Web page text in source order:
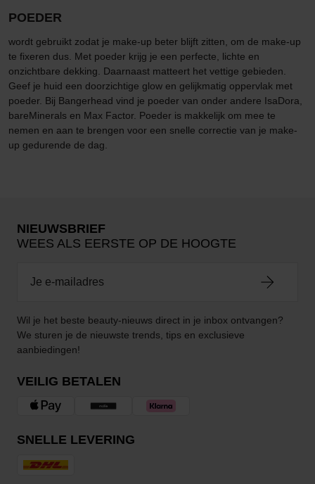
POEDER
wordt gebruikt zodat je make-up beter blijft zitten, om de make-up
te fixeren dus. Met poeder krijg je een perfecte, lichte en
onzichtbare dekking. Daarnaast matteert het vettige gebieden.
Geef je huid een doorzichtige glow en gelijkmatig oppervlak met
poeder. Bij Bangerhead vind je poeder van onder andere IsaDora,
bareMinerals en Max Factor. Poeder is makkelijk om mee te
nemen en aan te brengen voor een snelle correctie van je make-
up gedurende de dag.
NIEUWSBRIEF
WEES ALS EERSTE OP DE HOOGTE
Wil je het beste beauty-nieuws direct in je inbox ontvangen?
We sturen je de nieuwste trends, tips en exclusieve
aanbiedingen!
VEILIG BETALEN
SNELLE LEVERING